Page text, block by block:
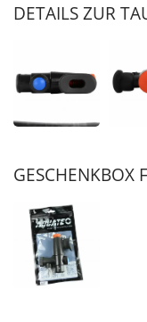
DETAILS ZUR
GESCHENKBOX